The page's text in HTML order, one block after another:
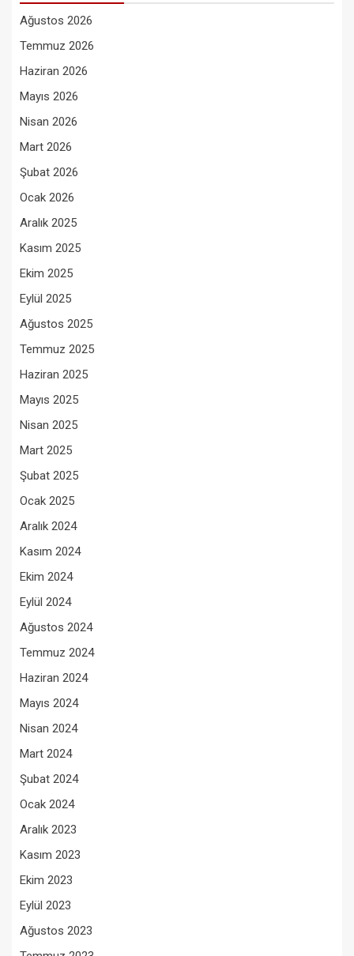
Ağustos 2026
Temmuz 2026
Haziran 2026
Mayıs 2026
Nisan 2026
Mart 2026
Şubat 2026
Ocak 2026
Aralık 2025
Kasım 2025
Ekim 2025
Eylül 2025
Ağustos 2025
Temmuz 2025
Haziran 2025
Mayıs 2025
Nisan 2025
Mart 2025
Şubat 2025
Ocak 2025
Aralık 2024
Kasım 2024
Ekim 2024
Eylül 2024
Ağustos 2024
Temmuz 2024
Haziran 2024
Mayıs 2024
Nisan 2024
Mart 2024
Şubat 2024
Ocak 2024
Aralık 2023
Kasım 2023
Ekim 2023
Eylül 2023
Ağustos 2023